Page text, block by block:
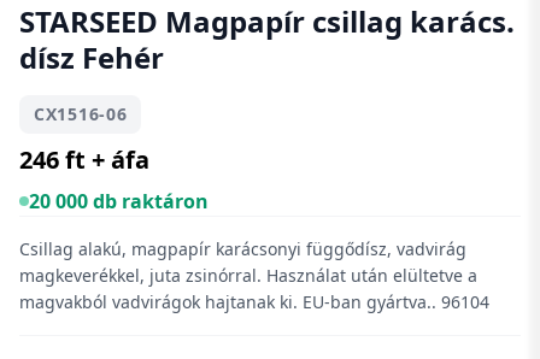
STARSEED Magpapír csillag karács.
dísz Fehér
CX1516-06
246 ft + áfa
20 000 db raktáron
Csillag alakú, magpapír karácsonyi függődísz, vadvirág
magkeverékkel, juta zsinórral. Használat után elültetve a
magvakból vadvirágok hajtanak ki. EU-ban gyártva.. 96104